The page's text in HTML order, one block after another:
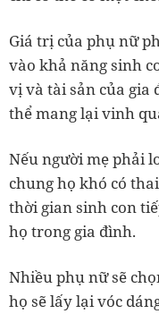
Giá trị của phụ nữ
vào khả năng sinh
vị và tài sản của gia
thể mang lại vinh
Nếu người mẹ phải
chung họ khó có
thời gian sinh con
họ trong gia đình.
Nhiều phụ nữ sẽ
họ sẽ lấy lại vóc